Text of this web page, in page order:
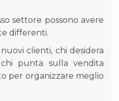
settore possono avere
differenti.
clienti, chi desidera
punta sulla vendita
per organizzare meglio